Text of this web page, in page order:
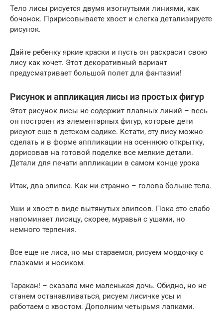
Тело лисы рисуется двумя изогнутыми линиями, как
бочонок. Пририсовываете хвост и слегка детализируете
рисунок.
Дайте ребенку яркие краски и пусть он раскрасит свою
лису как хочет. Этот декоративный вариант
предусматривает большой полет для фантазии!
Рисунок и аппликация лисы из простых фигур
Этот рисунок лисы не содержит плавных линий – весь
он построен из элементарных фигур, которые дети
рисуют еще в детском садике. Кстати, эту лису можно
сделать и в форме аппликации на осеннюю открытку,
дорисовав на готовой поделке все мелкие детали.
Детали для печати аппликации в самом конце урока
Итак, два элипса. Как ни странно – голова больше тела.
Уши и хвост в виде вытянутых элипсов. Пока это слабо
напоминает лисицу, скорее, муравья с ушами, но
немного терпения.
Все еще не лиса, но мы стараемся, рисуем мордочку с
глазками и носиком.
Таракан! – сказала мне маленькая дочь. Обидно, но не
станем останавливаться, рисуем лисичке усы и
работаем с хвостом. Дополним четырьмя лапками.